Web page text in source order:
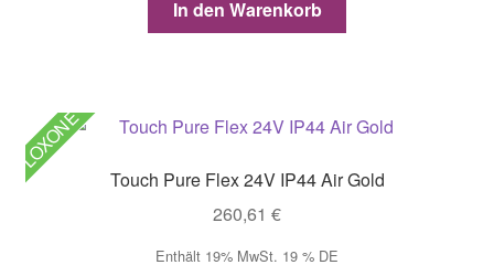
In den Warenkorb
LOXONE
Touch Pure Flex 24V IP44 Air Gold
260,61 €
Enthält 19% MwSt. 19 % DE